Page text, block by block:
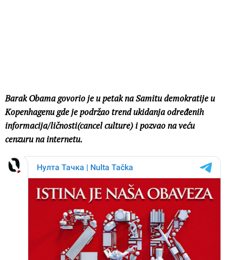
Barak Obama govorio je u petak na Samitu demokratije u
Kopenhagenu gde je podržao trend ukidanja određenih
informacija/ličnosti(cancel culture) i pozvao na veću
cenzuru na internetu.